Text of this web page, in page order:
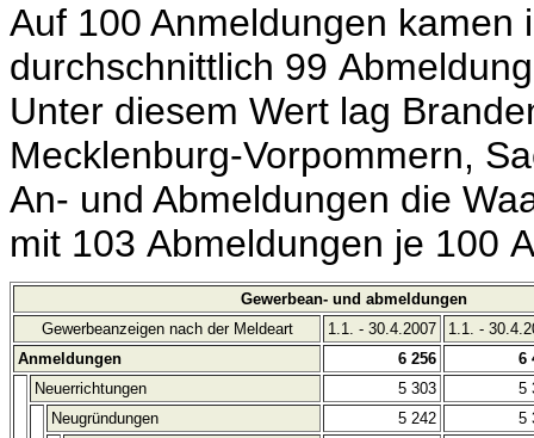
Auf 100 Anmeldungen kamen
durchschnittlich 99
Unter diesem Wert lag
Mecklenburg-Vorpommern,
An- und Abmeldungen die
mit 103 Abmeldungen je 100
Gewerbean- und abmeldungen
Gewerbeanzeigen nach der Meldeart
1.1. - 30.4.2007
1.1. -
Anmeldungen
6 256
6
Neuerrichtungen
5 303
5
Neugründungen
5 242
5